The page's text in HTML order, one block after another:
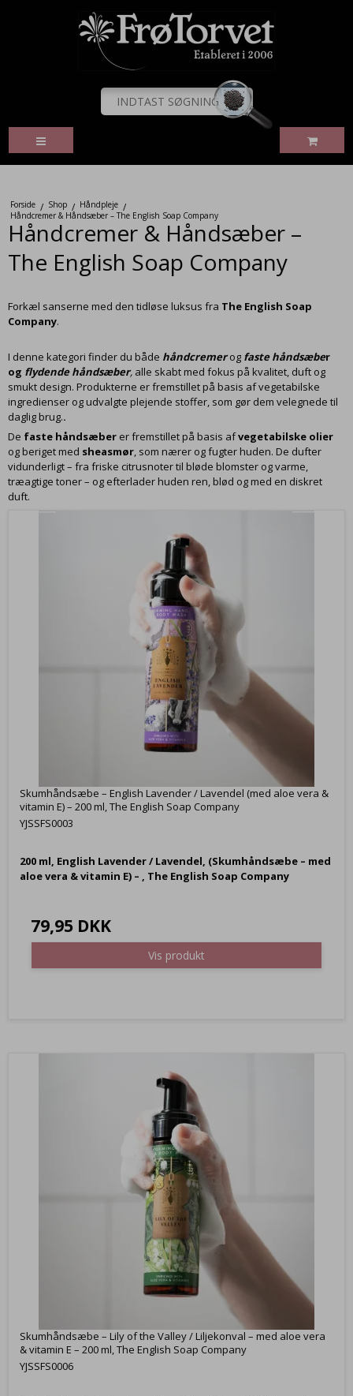
Forside / Shop / Håndpleje /
Håndcremer & Håndsæber – The English Soap Company
Håndcremer & Håndsæber –
The English Soap Company
Forkæl sanserne med den tidløse luksus fra The English Soap
Company.
I denne kategori finder du både håndcremerog faste håndsæber
og flydende håndsæber, alle skabt med fokus på kvalitet, duft og
smukt design. Produkterne er fremstillet på basis af vegetabilske
ingredienser og udvalgte plejende stoffer, som gør dem velegnede til
daglig brug..
De faste håndsæber er fremstillet på basis afvegetabilske olier
og beriget med sheasmør, som nærer og fugter huden. De dufter
vidunderligt – fra friske citrusnoter til bløde blomster og varme,
træagtige toner – og efterlader huden ren, blød og med en diskret
duft.
Skumhåndsæbe – English Lavender / Lavendel (med aloe vera &
vitamin E) – 200 ml, The English Soap Company
YJSSFS0003
200 ml, English Lavender / Lavendel, (Skumhåndsæbe – med
aloe vera & vitamin E) – , The English Soap Company
79,95 DKK
Vis produkt
Skumhåndsæbe – Lily of the Valley / Liljekonval – med aloe vera
& vitamin E – 200 ml, The English Soap Company
YJSSFS0006